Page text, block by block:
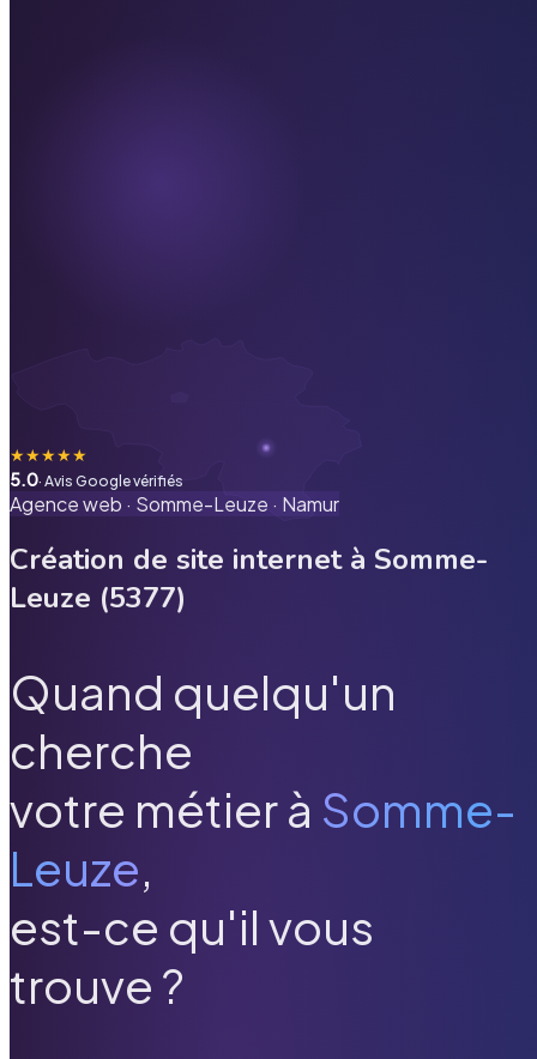
★★★★★
5.0· Avis Google vérifiés
Agence web · Somme-Leuze · Namur
Création de site internet à Somme-
Leuze (5377)
Quand quelqu'un
cherche
votre métier à Somme-
Leuze,
est-ce qu'il vous
trouve ?